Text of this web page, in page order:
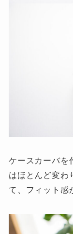
ケースカーバを
はほとんど変わ
て、フィット感